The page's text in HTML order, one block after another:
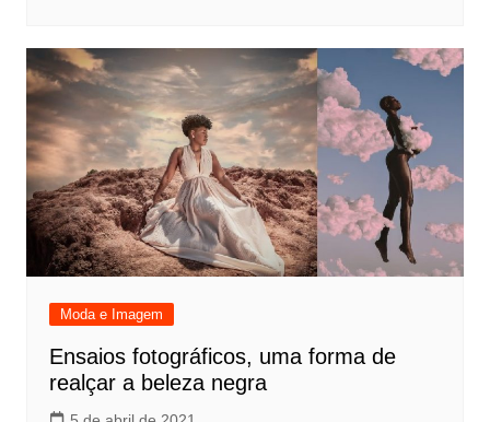
Moda e Imagem
Ensaios fotográficos, uma forma de
realçar a beleza negra